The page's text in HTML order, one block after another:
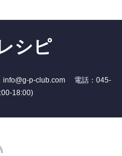
シピ
info@g-p-club.com 電話：045-
18:00)